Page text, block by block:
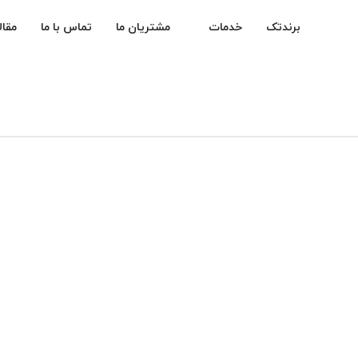
برندتک خدمات مشتریان ما تماس با ما